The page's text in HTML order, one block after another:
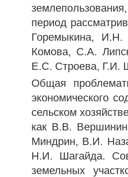
период
Горемыкина,
Комова, С.А.
Е.С. Строева, Г.И.
Общая
экономического
сельском
как В.В.
Миндрин, В.И.
Н.И. Шагайда.
земельных